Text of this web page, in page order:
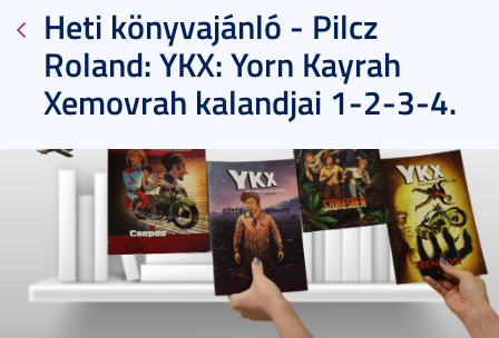
Heti könyvajánló - Pilcz
Roland: YKX: Yorn Kayrah
Xemovrah kalandjai 1-2-3-4.